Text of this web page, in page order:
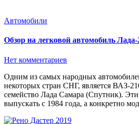
Автомобили
Обзор на легковой автомобиль Лада-
Нет комментариев
Одним из самых народных автомобилей в России и
некоторых стран СНГ, является ВАЗ-
семейство Лада Самара (Спутник).
выпускать с 1984 года, а конкретно